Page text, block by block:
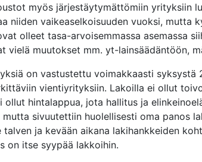
myös järjestäytymättömiin yrityksiin
niiden vaikeaselkoisuuden vuoksi, mutta
olleet tasa-arvoisemmassa asemassa
vielä muutokset mm. yt-lainsäädäntöön,
on vastustettu voimakkaasti
vientiyrityksiin. Lakoilla ei ollut
ollut hintalappua, jota hallitus ja
mutta sivuutettiin huolellisesti oma panos
talven ja kevään aikana lakihankkeiden
on itse syypää lakkoihin.